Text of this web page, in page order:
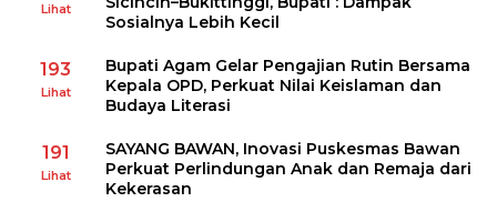
Lihat
Sosialnya Lebih Kecil
193
Lihat
Bupati Agam Gelar Pengajian Rutin Bersama
Kepala OPD, Perkuat Nilai Keislaman dan
Budaya Literasi
191
Lihat
SAYANG BAWAN, Inovasi Puskesmas Bawan
Perkuat Perlindungan Anak dan Remaja dari
Kekerasan